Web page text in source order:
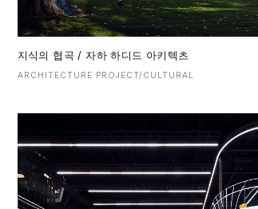
지식의 협곡 / 자하 하디드 아키텍츠
ARCHITECTURE PROJECT/CULTURAL